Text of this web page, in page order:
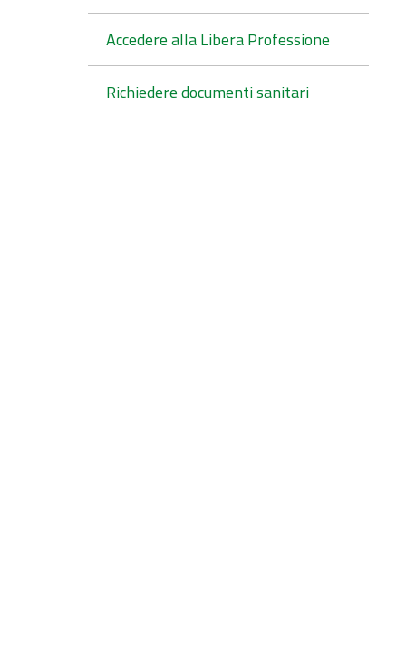
Accedere alla Libera Professione
Richiedere documenti sanitari